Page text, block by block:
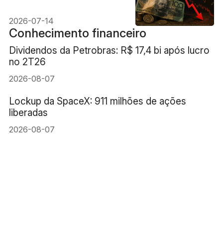
2026-07-14
Conhecimento financeiro
Dividendos da Petrobras: R$ 17,4 bi após lucro
no 2T26
2026-08-07
Lockup da SpaceX: 911 milhões de ações
liberadas
2026-08-07